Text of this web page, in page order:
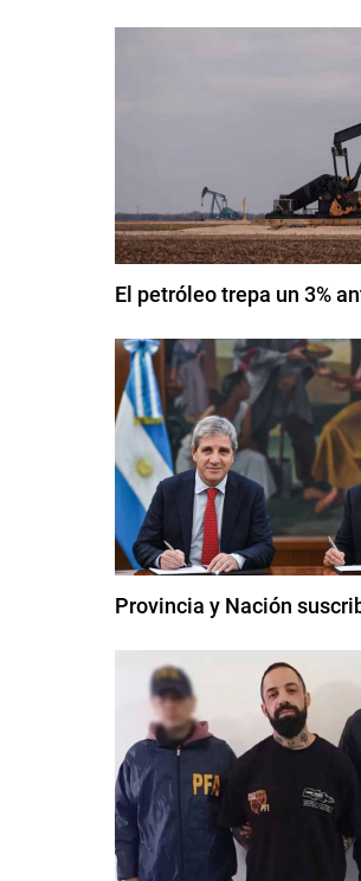
El petróleo trepa un 3%
Provincia y Nación